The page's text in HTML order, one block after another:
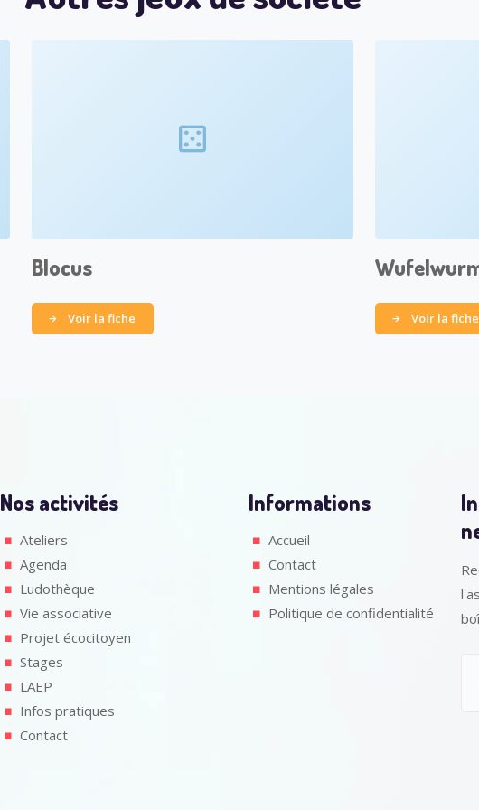
Blocus
Voir la fiche Voir la fiche
Nos activités
Ateliers
Agenda
Ludothèque
Vie associative
Projet écocitoyen
Stages
LAEP
Infos pratiques
Contact
Informations
Accueil
Contact
Mentions légales
Politique de confidentialité